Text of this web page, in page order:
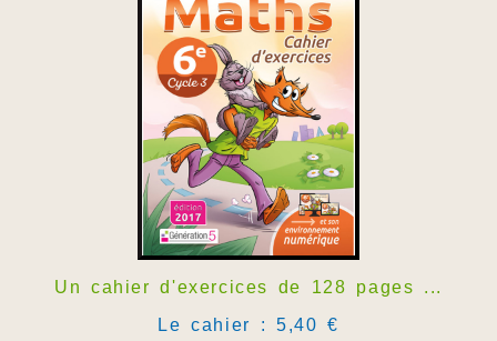
Un cahier d'exercices de 128 pages ...
Le cahier : 5,40 €